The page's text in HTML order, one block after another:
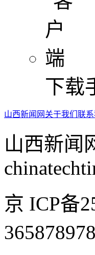
下载
山西新闻网 关于我们 联系
山西新闻
京 ICP备